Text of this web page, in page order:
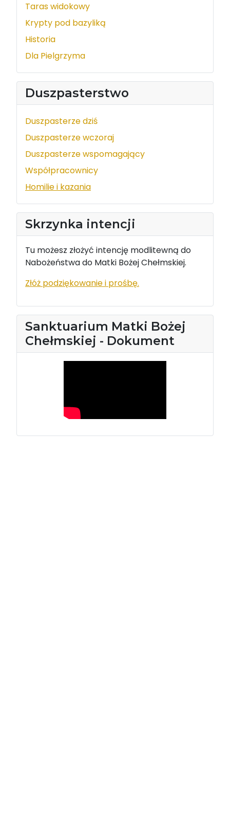
Taras widokowy
Krypty pod bazyliką
Historia
Dla Pielgrzyma
Duszpasterstwo
Duszpasterze dziś
Duszpasterze wczoraj
Duszpasterze wspomagający
Współpracownicy
Homilie i kazania
Skrzynka intencji
Tu możesz złożyć intencję modlitewną do
Nabożeństwa do Matki Bożej Chełmskiej.
Złóż podziękowanie i prośbę.
Sanktuarium Matki Bożej
Chełmskiej - Dokument